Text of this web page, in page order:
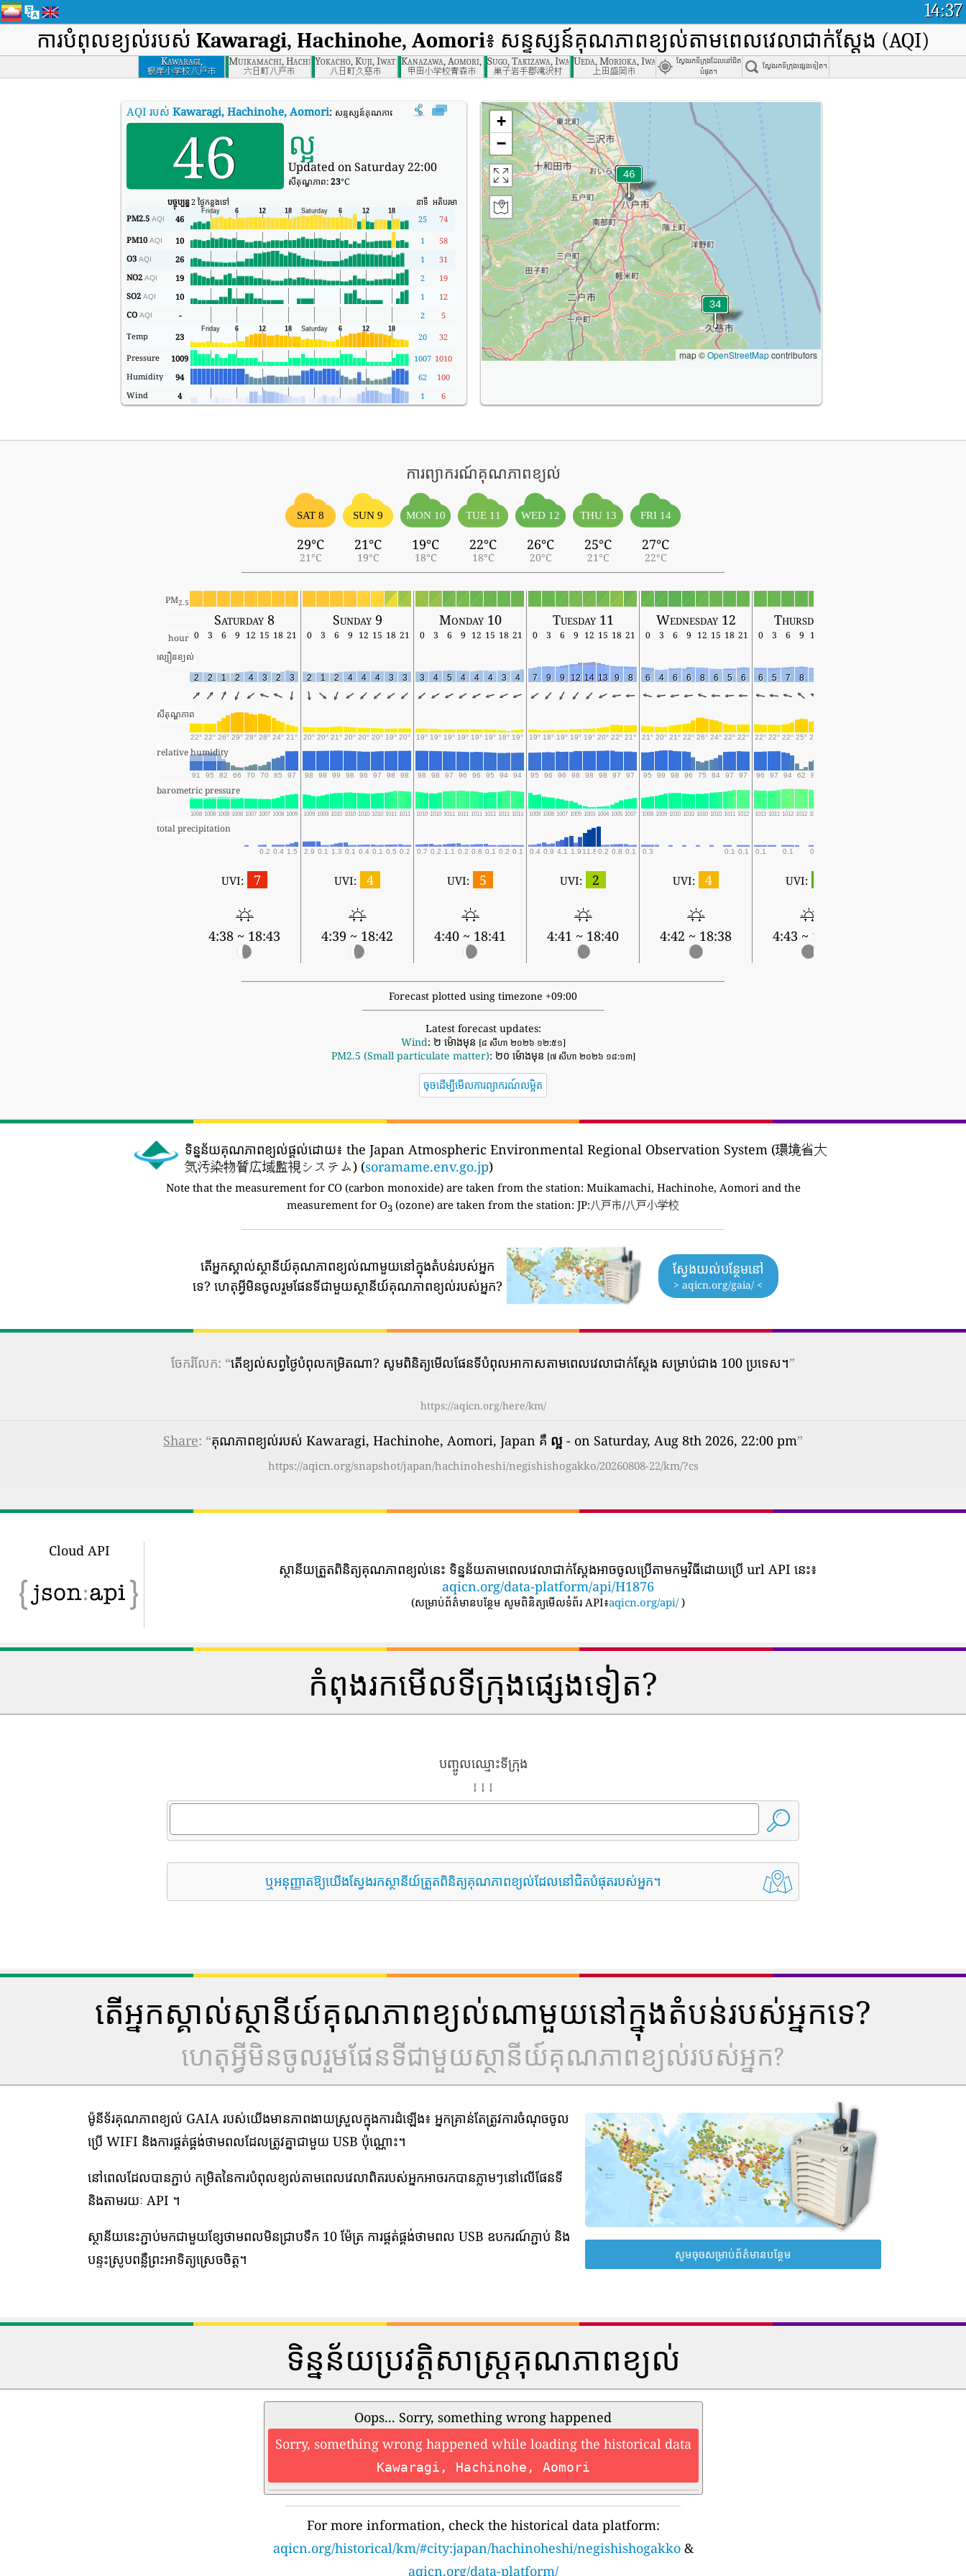
14:37
ការបំពុលខ្យល់របស់ Kawaragi, Hachinohe, Aomori៖ សន្ទស្សន៍គុណភាពខ្យល់តាមពេលវេលាជាក់ស្តែង (AQI)
Kawaragi,
Hachinohe, Aomori
根岸小学校八戸市
Muikamachi, Hachinohe, Aomori
六日町八戸市
Yokacho, Kuji, Iwate
八日町久慈市
Kanazawa, Aomori, Aomori
甲田小学校青森市
Sugo, Takizawa, Iwate
巣子岩手郡滝沢村
Ueda, Morioka, Iwate
上田盛岡市
ស្វែងរកទីក្រុងដែលនៅជិត
បំផុត។
ស្វែងរកទីក្រុងផ្សេងទៀត។
AQI របស់ Kawaragi, Hachinohe, Aomori: សន្ទស្សន៍គុណភាពខ្យល់តាមពេលវេលាពិតរបស់ Kawaragi, Hachinohe, Aomori (AQI)។
46 ល្អ
Updated on Saturday 22:00
សីតុណ្ហភាព:23°C
បច្ចុប្បន្ន2 ថ្ងៃកន្លងទៅ នាទី អតិបរមា
PM2.5 AQI 46 25
74
PM10 AQI 10 1
58
O3 AQI 26 1
31
NO2 AQI 19 2
19
SO2 AQI 10 1
12
CO AQI - 2
5
Temp
23 20
32
Pressure
1009 1007 1010
Humidity
94 62
100
Wind
4 1 6
+
−
map ©OpenStreetMapcontributors
ការព្យាករណ៍គុណភាពខ្យល់
SAT 8
29°C
21°C
SUN 9
21°C
19°C
MON 10
19°C
18°C
TUE 11
22°C
18°C
WED 12
26°C
20°C
THU 13
25°C
21°C
FRI 14
27°C
22°C
PM2.5
Saturday 8 Sunday 9 Monday 10 Tuesday 11 Wednesday 12 Thursday 13
hour 0 3 6 9 12 15 18 21 0 3 6 9 12 15 18 21 0 3 6 9 12 15 18 21 0 3 6 9 12 15 18 21 0 3 6 9 12 15 18 21 0 3 6 9 12
ល្បឿនខ្យល់
2 2 1 2 4 3 2 3 2 1 2 4 4 4 3 3 3 4 5 4 4 4 3 4 7 9 9 12 14 13 9 8 6 4 6 6 8 6 5 6 6 5 7 8 7
សីតុណ្ហភាព
22° 22° 26° 29° 28° 28° 24° 21° 20° 20° 21° 20° 20° 20° 19° 20° 19° 19° 19° 19° 19° 19° 18° 19° 19° 18° 19° 19° 19° 20° 22° 21° 21° 20° 21° 22° 26° 24° 22° 22° 22° 22° 22° 25° 24°
relative humidity
91 95 82 66 70 70 85 97 98 98 99 98 96 97 98 98 98 98 97 96 96 95 94 94 95 96 96 98 98 98 97 97 95 99 98 96 75 84 97 97 96 97 94 62 81
barometric pressure
1008 1008 1008 1008 1007 1007 1008 1009 1009 1009 1010 1010 1010 1010 1011 1011 1010 1010 1011 1011 1011 1011 1011 1011 1009 1008 1007 1005 1003 1004 1005 1007 1008 1009 1010 1010 1010 1010 1011 1012 1011 1011 1012 1012 1011
total precipitation
0.2 0.4 1.5 2.9 0.1 1.3 0.1 0.4 0.1 0.5 0.2 0.7 0.2 1.1 0.2 0.8 0.1 0.2 0.1 0.4 0.9 4.1 1.9 11.8 0.2 0.8 0.1 0.3 0.1 0.1 0.1 0.1 0.1
UVI: 7
4:38 ~ 18:43
UVI: 4
4:39 ~ 18:42
UVI: 5
4:40 ~ 18:41
UVI: 2
4:41 ~ 18:40
UVI: 4
4:42 ~ 18:38
UVI:
4:43 ~ 18:37
Forecast plotted using timezone +09:00
Latest forecast updates:
Wind: ២ ម៉ោងមុន [៨ សីហា ២០២៦ ១២:៥១]
PM2.5 (Small particulate matter): ២០ ម៉ោងមុន [៧ សីហា ២០២៦ ១៨:១៣]
ចុចដើម្បីមើលការព្យាករណ៍លម្អិត
ទិន្នន័យគុណភាពខ្យល់ផ្តល់ដោយ៖ the Japan Atmospheric Environmental Regional Observation System (環境省大
気汚染物質広域監視システム) (soramame.env.go.jp)
Note that the measurement for CO (carbon monoxide) are taken from the station: Muikamachi, Hachinohe, Aomori and the
measurement for O3 (ozone) are taken from the station: JP:八戸市/八戸小学校
តើអ្នកស្គាល់ស្ថានីយ៍គុណភាពខ្យល់ណាមួយនៅក្នុងតំបន់របស់អ្នក
ទេ? ហេតុអ្វីមិនចូលរួមផែនទីជាមួយស្ថានីយ៍គុណភាពខ្យល់របស់អ្នក?
ស្វែងយល់បន្ថែមនៅ
> aqicn.org/gaia/ <
ចែករំលែក: “តើ​ខ្យល់​សព្វថ្ងៃ​បំពុល​កម្រិត​ណា? សូមពិនិត្យមើលផែនទីបំពុលអាកាសតាមពេលវេលាជាក់ស្តែង សម្រាប់ជាង 100 ប្រទេស។”
https://aqicn.org/here/km/
Share: “គុណភាពខ្យល់របស់ Kawaragi, Hachinohe, Aomori, Japan គឺ ល្អ - on Saturday, Aug 8th 2026, 22:00 pm”
https://aqicn.org/snapshot/japan/hachinoheshi/negishishogakko/20260808-22/km/?cs
Cloud API
ស្ថានីយត្រួតពិនិត្យគុណភាពខ្យល់នេះ ទិន្នន័យតាមពេលវេលាជាក់ស្តែងអាចចូលប្រើតាមកម្មវិធីដោយប្រើ url API នេះ៖
aqicn.org/data-platform/api/H1876
(សម្រាប់ព័ត៌មានបន្ថែម សូមពិនិត្យមើលទំព័រ API៖aqicn.org/api/ )
កំពុងរកមើលទីក្រុងផ្សេងទៀត?
បញ្ចូលឈ្មោះទីក្រុង
↓ ↓ ↓
ឬអនុញ្ញាតឱ្យយើងស្វែងរកស្ថានីយ៍ត្រួតពិនិត្យគុណភាពខ្យល់ដែលនៅជិតបំផុតរបស់អ្នក។
តើអ្នកស្គាល់ស្ថានីយ៍គុណភាពខ្យល់ណាមួយនៅក្នុងតំបន់របស់អ្នកទេ?
ហេតុអ្វីមិនចូលរួមផែនទីជាមួយស្ថានីយ៍គុណភាពខ្យល់របស់អ្នក?
ម៉ូនីទ័រគុណភាពខ្យល់ GAIA របស់យើងមានភាពងាយស្រួលក្នុងការដំឡើង៖ អ្នកគ្រាន់តែត្រូវការចំណុចចូល
ប្រើ WIFI និងការផ្គត់ផ្គង់ថាមពលដែលត្រូវគ្នាជាមួយ USB ប៉ុណ្ណោះ។
នៅពេលដែលបានភ្ជាប់ កម្រិតនៃការបំពុលខ្យល់តាមពេលវេលាពិតរបស់អ្នកអាចរកបានភ្លាមៗនៅលើផែនទី
និងតាមរយៈ API ។
ស្ថានីយនេះភ្ជាប់មកជាមួយខ្សែថាមពលមិនជ្រាបទឹក 10 ម៉ែត្រ ការផ្គត់ផ្គង់ថាមពល USB ឧបករណ៍ភ្ជាប់ និង
បន្ទះស្រូបពន្លឺព្រះអាទិត្យស្រេចចិត្ត។
សូមចុចសម្រាប់ព័ត៌មានបន្ថែម
ទិន្នន័យប្រវត្តិសាស្រ្តគុណភាពខ្យល់
Oops... Sorry, something wrong happened
Sorry, something wrong happened while loading the historical data
Kawaragi, Hachinohe, Aomori
For more information, check the historical data platform:
aqicn.org/historical/km/#city:japan/hachinoheshi/negishishogakko&
aqicn.org/data-platform/